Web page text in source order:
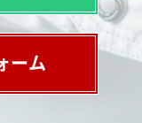
ーム